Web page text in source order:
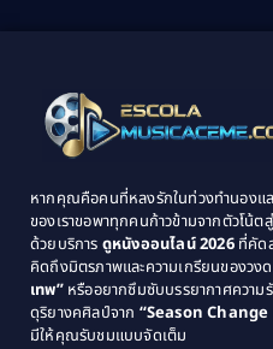
Classic หนังค
Classic หนังค
Comedy
Comedy ต
1995
1993
1989
1987
1985
1983
หากคุณคือคนที่หลงรักในท่วงทำนองแล
ของเราขอพาทุกคนก้าวข้ามจากตัวโน้
ด้วยบริการ ดูหนังออนไลน์ 2026ที่คัด
คิดถึงมิตรภาพและความเกรียนของวง
เทพ”หรืออยากซึมซับบรรยากาศความ
ดุริยางคศิลป์จาก “Season Change
มีให้คุณรับชมแบบจัดเต็ม